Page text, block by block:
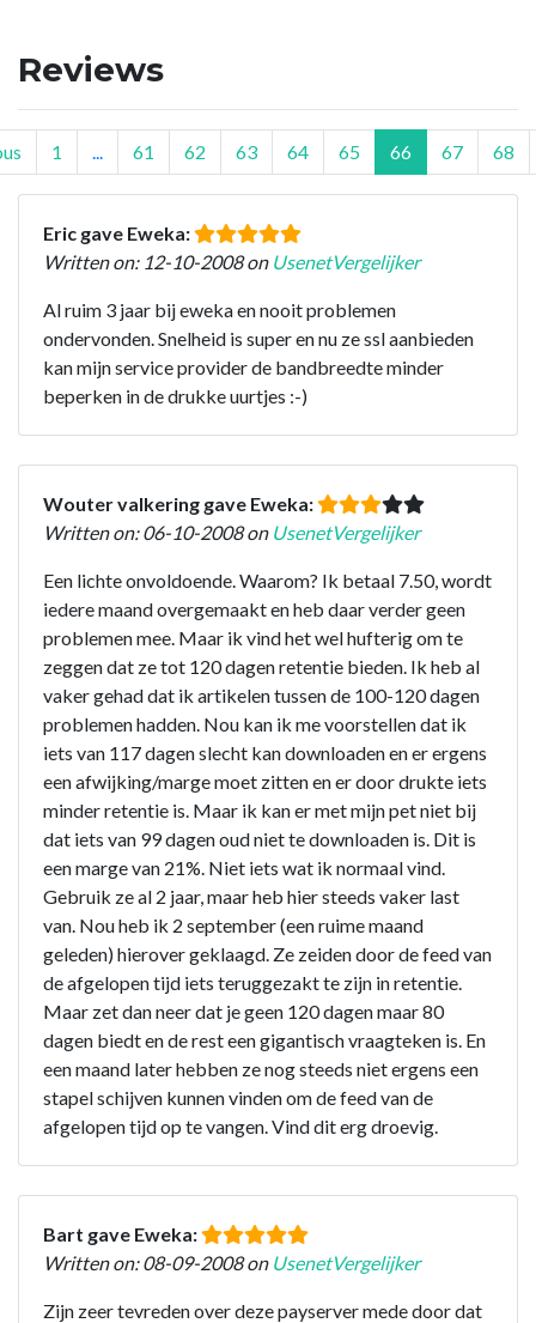
Reviews
1 61 62 63 64 65 66 67 68
Eric gave Eweka:
Written on: 12-10-2008 on UsenetVergelijker
Al ruim 3 jaar bij eweka en nooit problemen
ondervonden. Snelheid is super en nu ze ssl aanbieden
kan mijn service provider de bandbreedte minder
beperken in de drukke uurtjes :-)
Wouter valkering gave Eweka:
Written on: 06-10-2008 on UsenetVergelijker
Een lichte onvoldoende. Waarom? Ik betaal 7.50, wordt
iedere maand overgemaakt en heb daar verder geen
problemen mee. Maar ik vind het wel hufterig om te
zeggen dat ze tot 120 dagen retentie bieden. Ik heb al
vaker gehad dat ik artikelen tussen de 100-120 dagen
problemen hadden. Nou kan ik me voorstellen dat ik
iets van 117 dagen slecht kan downloaden en er ergens
een afwijking/marge moet zitten en er door drukte iets
minder retentie is. Maar ik kan er met mijn pet niet bij
dat iets van 99 dagen oud niet te downloaden is. Dit is
een marge van 21%. Niet iets wat ik normaal vind.
Gebruik ze al 2 jaar, maar heb hier steeds vaker last
van. Nou heb ik 2 september (een ruime maand
geleden) hierover geklaagd. Ze zeiden door de feed van
de afgelopen tijd iets teruggezakt te zijn in retentie.
Maar zet dan neer dat je geen 120 dagen maar 80
dagen biedt en de rest een gigantisch vraagteken is. En
een maand later hebben ze nog steeds niet ergens een
stapel schijven kunnen vinden om de feed van de
afgelopen tijd op te vangen. Vind dit erg droevig.
Bart gave Eweka:
Written on: 08-09-2008 on UsenetVergelijker
Zijn zeer tevreden over deze payserver mede door dat